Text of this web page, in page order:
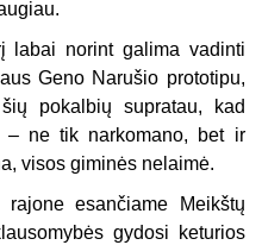
labai norint galima vadinti
Geno Narušio prototipu,
pokalbių supratau, kad
– ne tik narkomano, bet ir
visos giminės nelaimė.
esančiame Meikštų
gydosi keturios